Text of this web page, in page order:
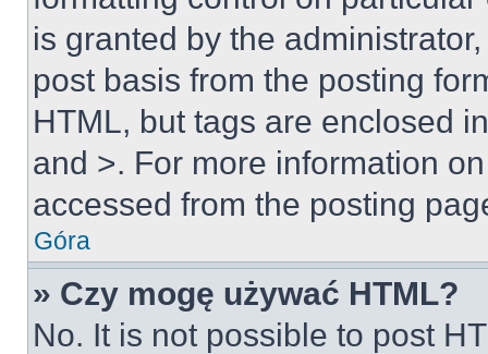
is granted by the
post basis from the posting
HTML, but tags are enclosed
and >. For more information
accessed from the posting
Góra
» Czy mogę używać HTML?
No. It is not possible to post